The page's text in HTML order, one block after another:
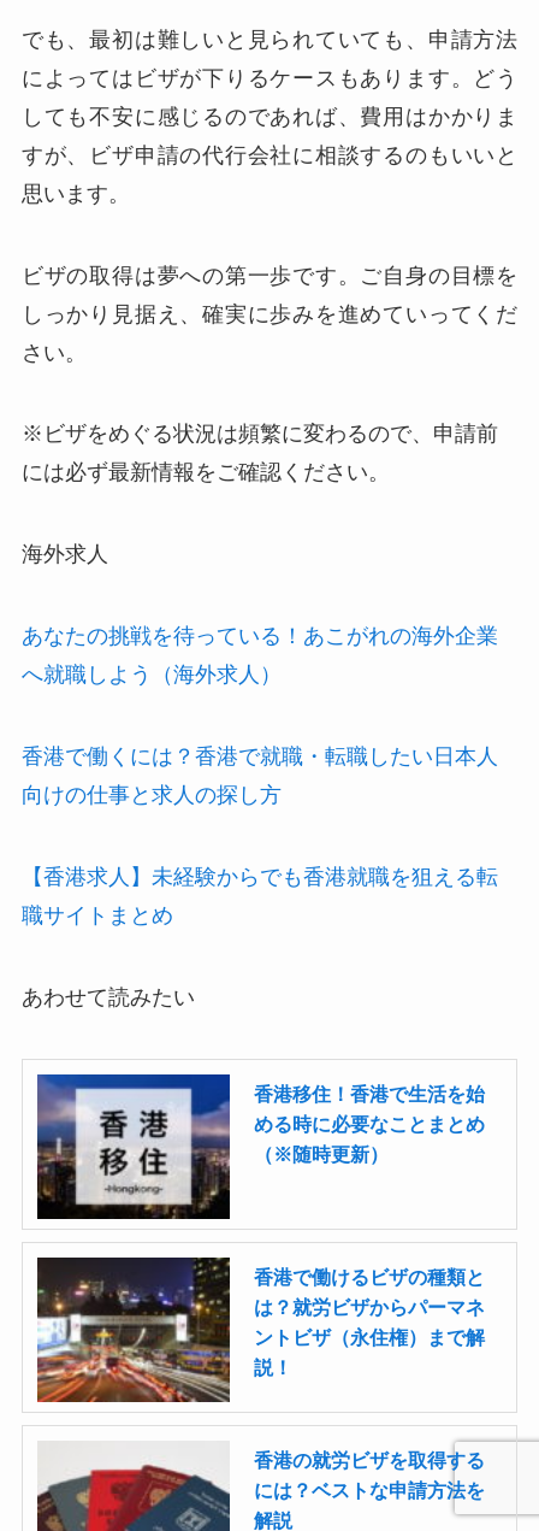
でも、最初は難しいと見られていても、申請方法
によってはビザが下りるケースもあります。どう
しても不安に感じるのであれば、費用はかかりま
すが、ビザ申請の代行会社に相談するのもいいと
思います。
ビザの取得は夢への第一歩です。ご自身の目標を
しっかり見据え、確実に歩みを進めていってくだ
さい。
※ビザをめぐる状況は頻繁に変わるので、申請前
には必ず最新情報をご確認ください。
海外求人
あなたの挑戦を待っている！あこがれの海外企業
へ就職しよう（海外求人）
香港で働くには？香港で就職・転職したい日本人
向けの仕事と求人の探し方
【香港求人】未経験からでも香港就職を狙える転
職サイトまとめ
あわせて読みたい
香港移住！香港で生活を始
める時に必要なことまとめ
（※随時更新）
香港で働けるビザの種類と
は？就労ビザからパーマネ
ントビザ（永住権）まで解
説！
香港の就労ビザを取得する
には？ベストな申請方法を
解説